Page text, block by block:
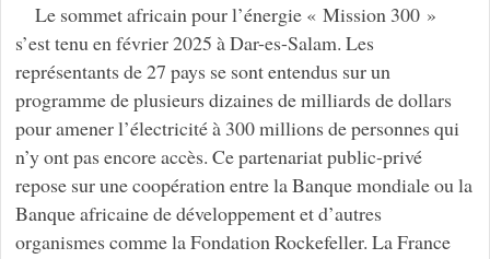
Le sommet africain pour l’énergie « Mission 300 »
s’est tenu en février 2025 à Dar-es-Salam. Les
représentants de 27 pays se sont entendus sur un
programme de plusieurs dizaines de milliards de dollars
pour amener l’électricité à 300 millions de personnes qui
n’y ont pas encore accès. Ce partenariat public-privé
repose sur une coopération entre la Banque mondiale ou la
Banque africaine de développement et d’autres
organismes comme la Fondation Rockefeller. La France